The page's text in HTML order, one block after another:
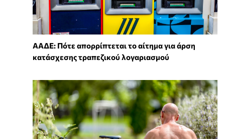
ΑΑΔΕ: Πότε απορρίπτεται το αίτημα για άρση
κατάσχεσης τραπεζικού λογαριασμού